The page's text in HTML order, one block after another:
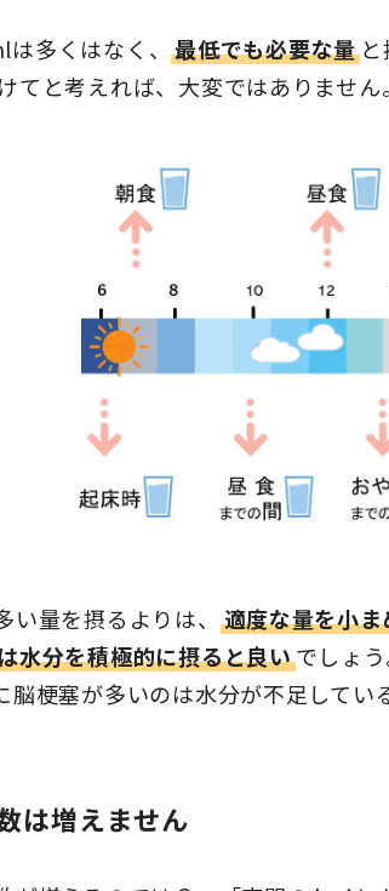
は多くはなく、最低でも必要な量
てと考えれば、大変ではありません。
い量を摂るよりは、
適度な量を小
水分を積極的に摂ると良いでしょ
脳梗塞が多いのは水分が不足してい
は増えません